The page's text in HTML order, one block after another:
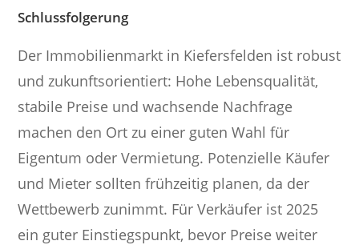
Schlussfolgerung
Der Immobilienmarkt in Kiefersfelden ist robust
und zukunftsorientiert: Hohe Lebensqualität,
stabile Preise und wachsende Nachfrage
machen den Ort zu einer guten Wahl für
Eigentum oder Vermietung. Potenzielle Käufer
und Mieter sollten frühzeitig planen, da der
Wettbewerb zunimmt. Für Verkäufer ist 2025
ein guter Einstiegspunkt, bevor Preise weiter